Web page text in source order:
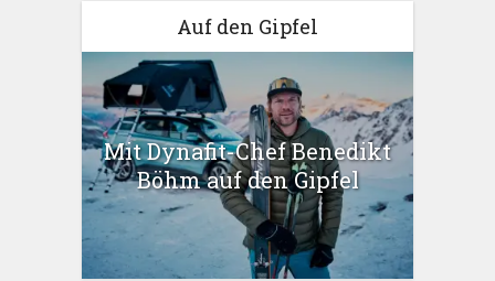
Auf den Gipfel
Mit Dynafit-Chef Benedikt
Böhm auf den Gipfel